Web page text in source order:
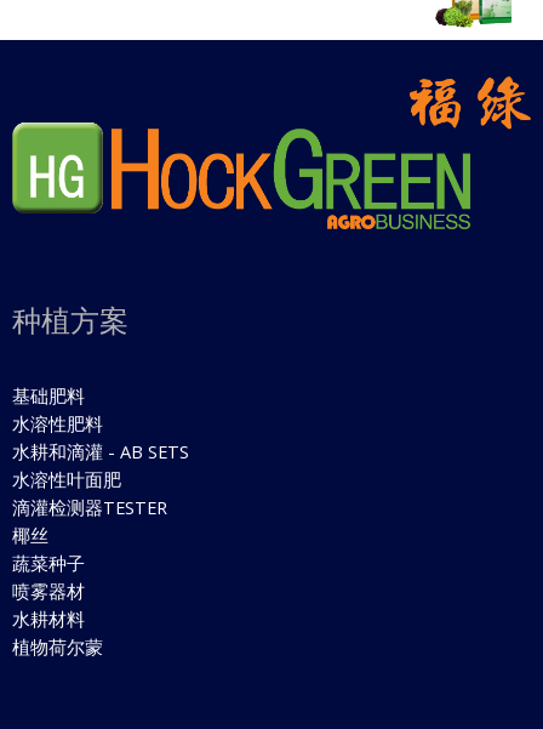
种植方案
基础肥料
水溶性肥料
水耕和滴灌 - AB SETS
水溶性叶面肥
滴灌检测器TESTER
椰丝
蔬菜种子
喷雾器材
水耕材料
植物荷尔蒙